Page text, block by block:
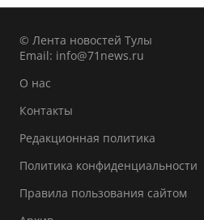
© Лента новостей Тулы
Email: info@71news.ru
О нас
Контакты
Редакционная политика
Политика конфиденциальности
Правила пользования сайтом